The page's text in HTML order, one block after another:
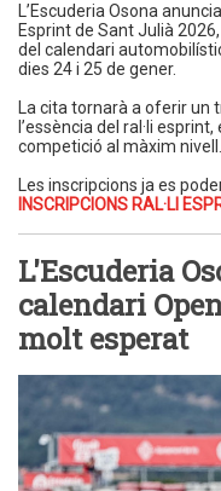
L’Escuderia Osona
Esprint de Sant Julià
del calendari
dies 24 i 25 de gener.
La cita tornarà a oferir un
l’essència del ral·li
competició al màxim nivell.
Les inscripcions ja es
INSCRIPCIONS RAL·LI
L'Escuderia
calendari
molt esperat